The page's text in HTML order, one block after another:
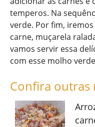
temperos. Na
verde. Por fim,
carne, muçarela
vamos servir essa
com esse molho
Confira outras